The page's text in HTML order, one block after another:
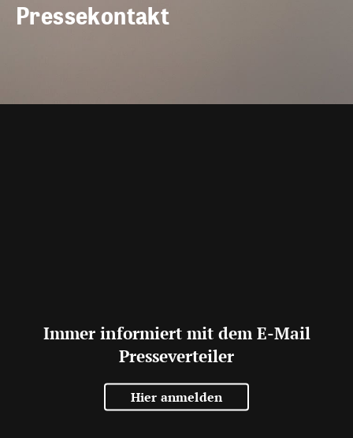
Pressekontakt
Immer informiert mit dem E-Mail
Presseverteiler
Hier anmelden